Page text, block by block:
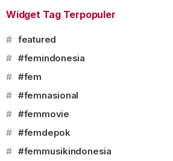
Widget Tag Terpopuler
# featured
# #femindonesia
# #fem
# #femnasional
# #femmovie
# #femdepok
# #femmusikindonesia